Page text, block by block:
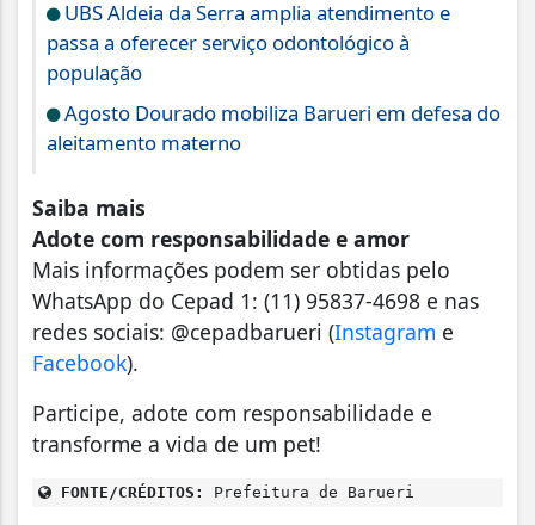
UBS Aldeia da Serra amplia atendimento e
passa a oferecer serviço odontológico à
população
Agosto Dourado mobiliza Barueri em defesa do
aleitamento materno
Saiba mais
Adote com responsabilidade e amor
Mais informações podem ser obtidas pelo
WhatsApp do Cepad 1: (11) 95837-4698 e nas
redes sociais: @cepadbarueri (Instagram e
Facebook).
Participe, adote com responsabilidade e
transforme a vida de um pet!
FONTE/CRÉDITOS: Prefeitura de Barueri